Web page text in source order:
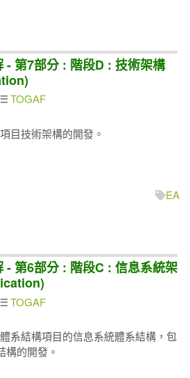
- 第7部分 : 階段D : 技術架構
TOGAF
目技術架構的開發。
EA
- 第6部分 : 階段C : 信息系統架
TOGAF
系結構項目的信息系統體系結構，包
構的開發。